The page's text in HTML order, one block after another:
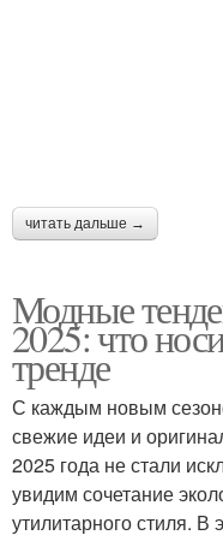
читать дальше →
Модные
2025: что
тренде
С каждым новым
свежие идеи и
2025 года не стали
увидим сочетание
утилитарного стиля. В